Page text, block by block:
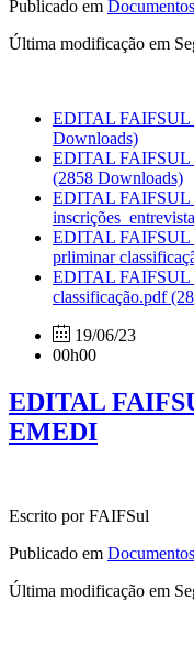
Publicado em Documentos
Última modificação em
EDITAL FAIFSUL
Downloads)
EDITAL FAIFSUL
(2858 Downloads)
EDITAL FAIFSUL
EDITAL FAIFSUL
prliminar
EDITAL FAIFSUL
classificação.pdf
19/06/23
00h00
EDITAL
EMEDI
Escrito por FAIFSul
Publicado em Documentos
Última modificação em